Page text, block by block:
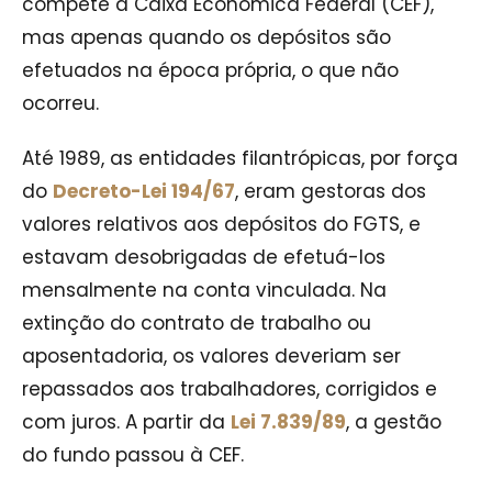
mas apenas quando os depósitos são
efetuados na época própria, o que não
ocorreu.
Até 1989, as entidades filantrópicas, por força
do Decreto-Lei 194/67, eram gestoras dos
valores relativos aos depósitos do FGTS, e
estavam desobrigadas de efetuá-los
mensalmente na conta vinculada. Na
extinção do contrato de trabalho ou
aposentadoria, os valores deveriam ser
repassados aos trabalhadores, corrigidos e
com juros. A partir da Lei 7.839/89, a gestão
do fundo passou à CEF.